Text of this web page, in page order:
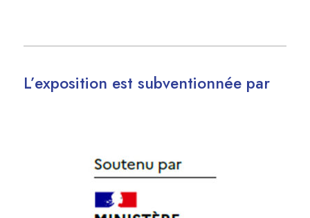
L’exposition est subventionnée par